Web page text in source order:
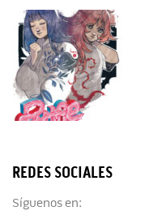
REDES SOCIALES
Síguenos en: